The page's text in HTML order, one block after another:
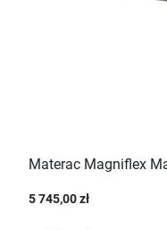
Materac Magniflex
5 745,00 zł